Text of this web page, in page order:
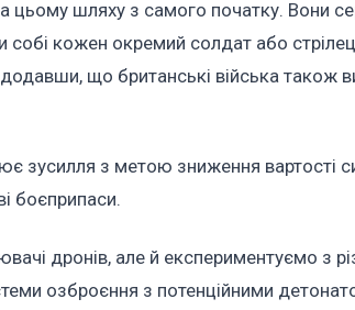
цьому шляху з самого початку. Вони
собі кожен окремий солдат або
що британські війська також
зусилля з метою зниження вартості
боєприпаси.
дронів, але й експериментуємо з
озброєння з потенційними